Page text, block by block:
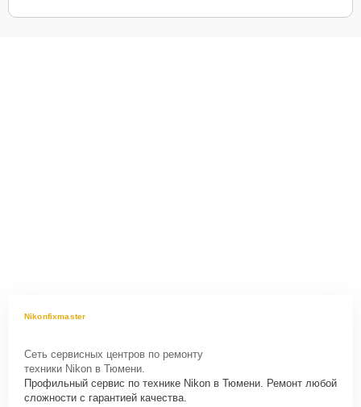
Nikonfixmaster
Сеть сервисных центров по ремонту
техники Nikon в Тюмени.
Профильный сервис по технике Nikon в Тюмени. Ремонт любой
сложности с гарантией качества.